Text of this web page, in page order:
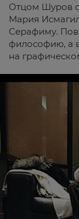
Отцом Шуров
Мария
Серафиму.
философию, а
на